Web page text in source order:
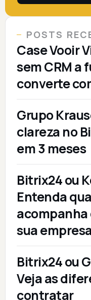
POSTS
Case Vooir
sem CRM a
converte
Grupo
clareza no
em 3 meses
Bitrix24 ou
Entenda
sua
Bitrix24 ou
Veja as
contratar